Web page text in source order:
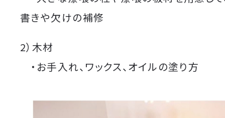
書きや欠けの補修
2）木材
・お手入れ、ワックス、オイルの塗り方